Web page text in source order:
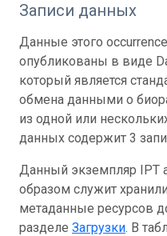
Записи данных
Данные этого
опубликованы в виде
который является
обмена данными о
из одной или
данных содержит 3
Данный экземпляр IPT
образом служит
метаданные ресурсов
разделе Загрузки. В